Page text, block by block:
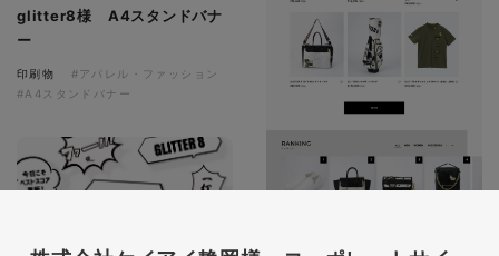
glitter8様 A4スタンドバナ
ー
印刷物
#アパレル・ファッション
#A4スタンドバナー